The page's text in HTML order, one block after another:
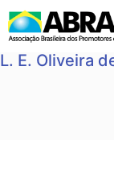
L. E. Oliveira